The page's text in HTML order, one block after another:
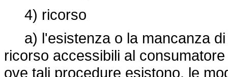
4) ricorso
a) l'esistenza o la mancanza di
ricorso accessibili al
ove tali procedure esistono, le